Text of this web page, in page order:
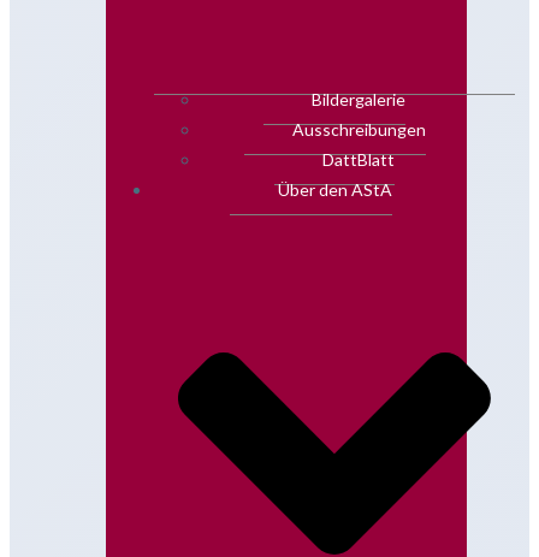
Bildergalerie
Ausschreibungen
DattBlatt
Über den AStA